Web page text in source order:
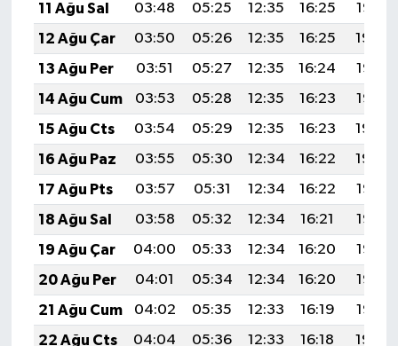
11 Ağu Sal
03:48 05:25 12:35 16:25
19:35
12 Ağu Çar
03:50 05:26 12:35 16:25
19:34
13 Ağu Per
03:51 05:27 12:35 16:24
19:33
14 Ağu Cum
03:53 05:28 12:35 16:23
19:32
15 Ağu Cts
03:54 05:29 12:35 16:23
19:30
16 Ağu Paz
03:55 05:30 12:34 16:22
19:29
17 Ağu Pts
03:57 05:31 12:34 16:22
19:27
18 Ağu Sal
03:58 05:32 12:34 16:21
19:26
19 Ağu Çar
04:00 05:33 12:34 16:20
19:25
20 Ağu Per
04:01 05:34 12:34 16:20
19:23
21 Ağu Cum
04:02 05:35 12:33 16:19
19:22
22 Ağu Cts
04:04 05:36 12:33 16:18
19:20